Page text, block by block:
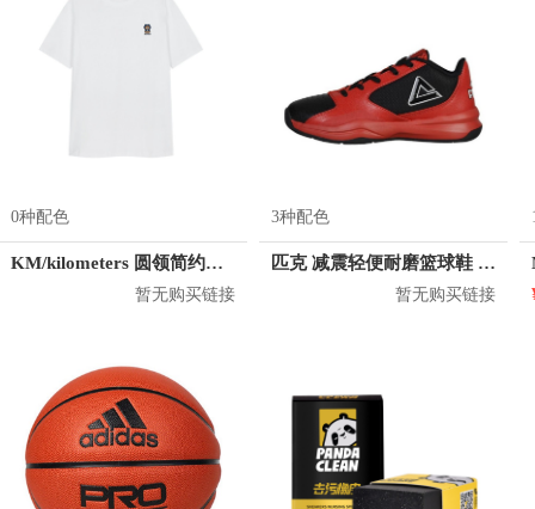
0种配色
KM/kilometers 圆领简约短袖T恤 M2X2108073
暂无购买链接
3种配色
匹克 减震轻便耐磨篮球鞋 E53091A
暂无购买链接